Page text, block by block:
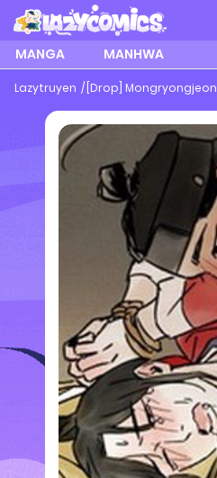
MANGA MANHWA
Lazytruyen [Drop] Mongryongjeon